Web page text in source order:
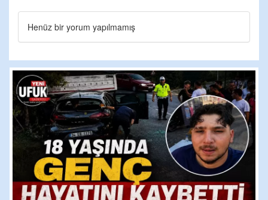
Henüz bir yorum yapılmamış